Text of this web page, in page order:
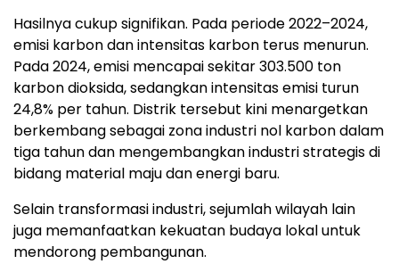
Hasilnya cukup signifikan. Pada periode 2022–2024,
emisi karbon dan intensitas karbon terus menurun.
Pada 2024, emisi mencapai sekitar 303.500 ton
karbon dioksida, sedangkan intensitas emisi turun
24,8% per tahun. Distrik tersebut kini menargetkan
berkembang sebagai zona industri nol karbon dalam
tiga tahun dan mengembangkan industri strategis di
bidang material maju dan energi baru.
Selain transformasi industri, sejumlah wilayah lain
juga memanfaatkan kekuatan budaya lokal untuk
mendorong pembangunan.